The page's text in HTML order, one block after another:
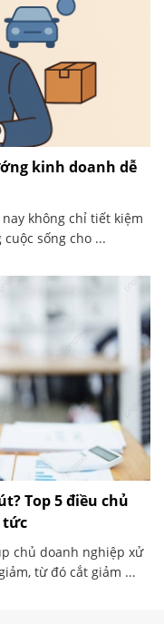
kinh doanh dễ
không chỉ tiết kiệm
sống cho ...
Top 5 điều chủ
tức
chủ doanh nghiệp xử
từ đó cắt giảm ...